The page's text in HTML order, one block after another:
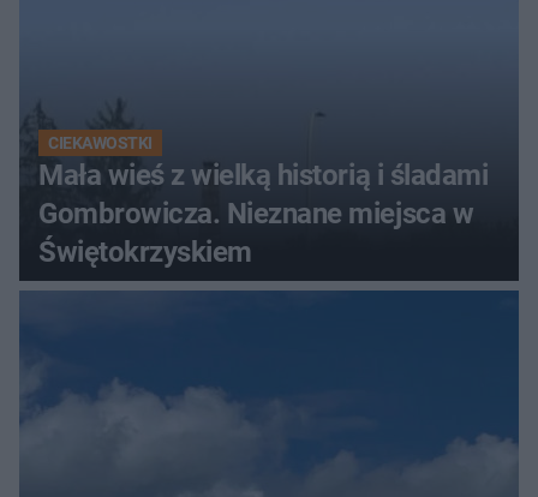
CIEKAWOSTKI
Mała wieś z wielką historią i śladami
Gombrowicza. Nieznane miejsca w
Świętokrzyskiem